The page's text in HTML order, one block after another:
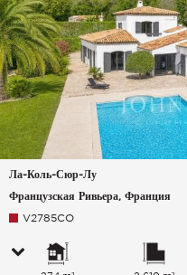
Ла-Коль-Сюр-Лу
Французская Ривьера, Франция
V2785CO